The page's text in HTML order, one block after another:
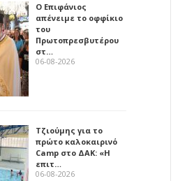
Ο Επιφάνιος
απένειμε το οφφίκιο
του
Πρωτοπρεσβυτέρου
στ…
06-08-2026
Τζιούμης για το
πρώτο καλοκαιρινό
Camp στο ΔΑΚ: «Η
επιτ…
06-08-2026